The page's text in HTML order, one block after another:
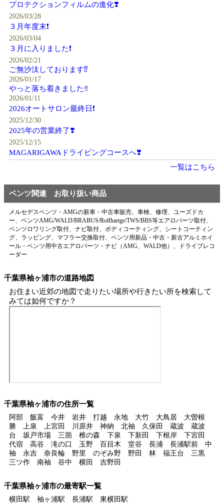
プロテクションフィルムの進化❣️
2026/03/28
３月年度末❗️
2026/03/04
３月に入りました❗️
2026/02/21
ご無沙汰しております⁉️
2026/01/17
やっと落ち着きました‼️
2026/01/11
2026オートサロン最終日❗️
2025/12/30
2025年の営業終了❣️
2025/12/15
MAGARIGAWAドライビングコースへ❣️
一覧はこちら
ベンツ関連 お取り扱い商品
メルセデスベンツ・AMGの新車・中古車販売、車検、修理、ユーズドカ
ー、ベンツAMG/WALD/BRABUS/Rolfhartge/TWS/BBS等エアロパーツ取付、
ベンツロワリング取付、ナビ取付、ボディコーティング、シートコーティン
グ、ラッピング、マフラー交換取付、ベンツ用新品・中古・新古アルミホイ
ール・ベンツ用中古エアロパーツ・ナビ（AMG、WALD他）、ドライブレコ
ーダー
千葉県袖ヶ浦市の道路地図
お住まい近郊の地図で走りたい場所や行きたい所を検索して
みては如何ですか？
千葉県袖ヶ浦市の住所一覧
阿部 飯富 今井 岩井 打越 永地 大竹 大鳥居 大曽根
勝 上泉 上宮田 川原井 神納 北袖 久保田 蔵波 蔵波
台 坂戸市場 三箇 椎の森 下泉 下新田 下根岸 下宮田
代宿 高谷 滝の口 玉野 百目木 堂谷 長浦 長浦駅前 中
袖 永吉 奈良輪 野里 のぞみ野 野田 林 福王台 三黒
三ツ作 南袖 谷中 横田 吉野田
千葉県袖ヶ浦市の最寄駅一覧
横田駅 袖ヶ浦駅 長浦駅 東横田駅